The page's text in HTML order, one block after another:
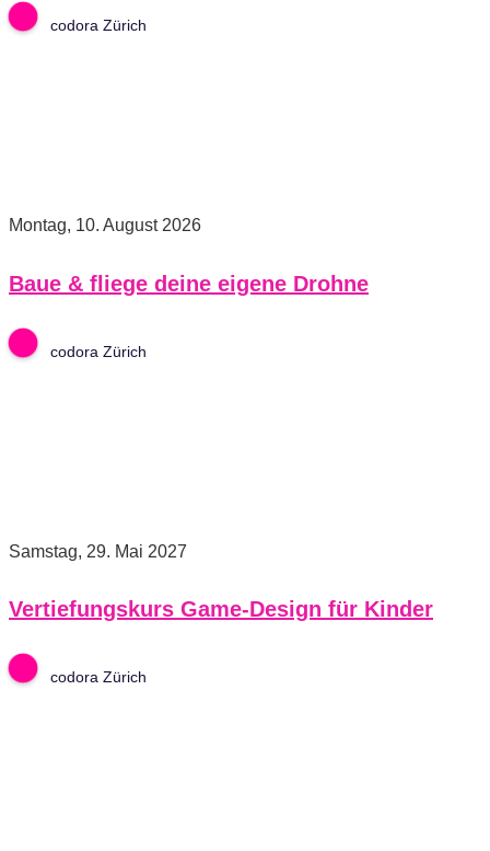
codora Zürich
Montag, 10. August 2026
Baue & fliege deine eigene Drohne
codora Zürich
Samstag, 29. Mai 2027
Vertiefungskurs Game-Design für Kinder
codora Zürich